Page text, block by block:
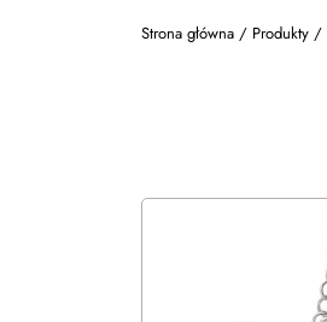
Strona główna / Produkty /